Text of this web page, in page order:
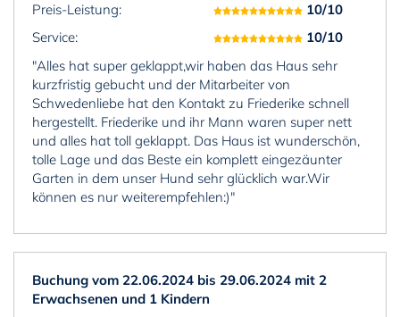
Preis-Leistung:
10/10
Service:
10/10
"Alles hat super geklappt,wir haben das Haus sehr
kurzfristig gebucht und der Mitarbeiter von
Schwedenliebe hat den Kontakt zu Friederike schnell
hergestellt. Friederike und ihr Mann waren super nett
und alles hat toll geklappt. Das Haus ist wunderschön,
tolle Lage und das Beste ein komplett eingezäunter
Garten in dem unser Hund sehr glücklich war.Wir
können es nur weiterempfehlen:)"
Buchung vom 22.06.2024 bis 29.06.2024 mit 2
Erwachsenen und 1 Kindern